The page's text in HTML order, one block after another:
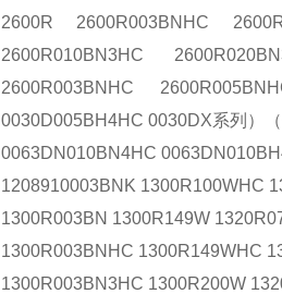
2600R 2600R003BNHC
2600R010BN3HC
2600R003BNHC
0030D005BH4HC 0030DX系列）
0063DN010BN4HC
1208910003BNK 1300R100WHC
1300R003BN 1300R149W
1300R003BNHC 1300R149WHC
1300R003BN3HC 1300R200W